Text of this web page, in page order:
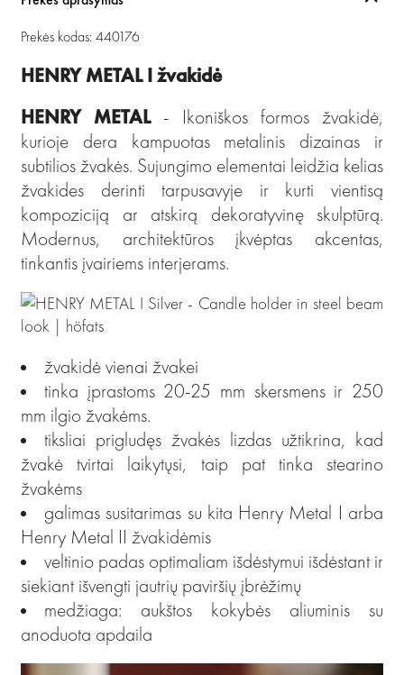
Prekės kodas: 440176
HENRY METAL Ižvakidė
HENRY METAL - Ikoniškos formos žvakidė,
kurioje dera kampuotas metalinis dizainas ir
subtilios žvakės. Sujungimo elementai leidžia kelias
žvakides derinti tarpusavyje ir kurti vientisą
kompoziciją ar atskirą dekoratyvinę skulptūrą.
Modernus, architektūros įkvėptas akcentas,
tinkantis įvairiems interjerams.
žvakidė vienai žvakei
tinka įprastoms 20-25 mm skersmens ir 250
mm ilgio žvakėms.
tiksliai prigludęs žvakės lizdas užtikrina, kad
žvakė tvirtai laikytųsi, taip pat tinka stearino
žvakėms
galimas susitarimas su kita Henry Metal I arba
Henry Metal II žvakidėmis
veltinio padas optimaliam išdėstymui išdėstant ir
siekiant išvengti jautrių paviršių įbrėžimų
medžiaga: aukštos kokybės aliuminis su
anoduota apdaila